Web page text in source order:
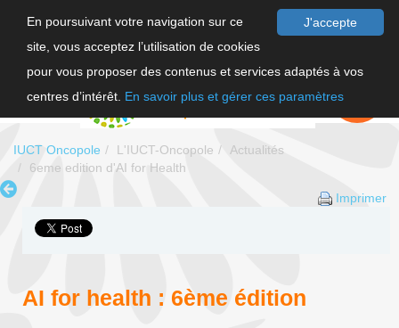
J'accepte
En poursuivant votre navigation sur ce
site, vous acceptez l’utilisation de cookies
pour vous proposer des contenus et services adaptés à vos
centres d’intérêt. En savoir plus et gérer ces paramètres
FAIRE UN
DON
IUCT Oncopole L'IUCT-Oncopole
Actualités
6eme edition d'AI for Health
Imprimer
AI for health : 6ème édition